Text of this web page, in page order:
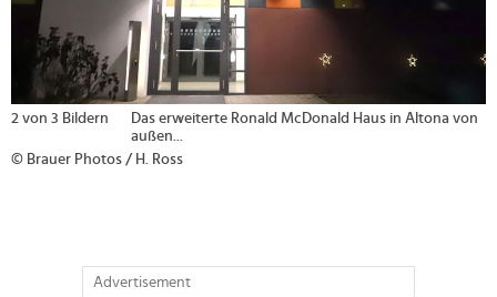
2 von 3 Bildern
Das erweiterte Ronald McDonald Haus in Altona von
außen...
© Brauer Photos / H. Ross
Advertisement